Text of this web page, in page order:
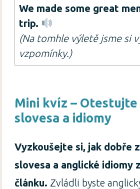
We made some great
trip.
(Na tomhle výletě jsme si
vzpomínky.)
Mini kvíz –
slovesa a idiomy
Vyzkoušejte si, jak dobře
slovesa a anglické idiomy
článku. Zvládli byste